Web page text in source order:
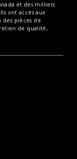
et des milliers
ont accès aux
des pièces de
de qualité,